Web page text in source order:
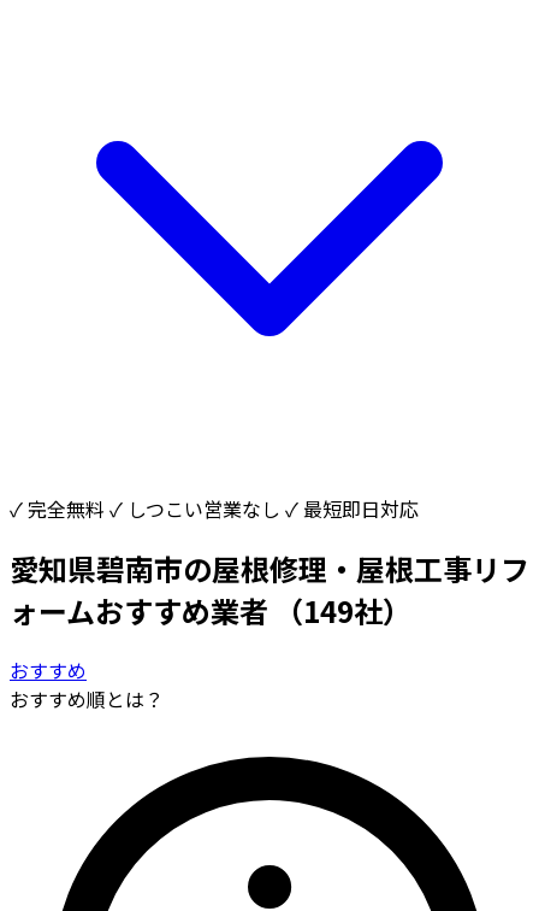
✓ 完全無料 ✓ しつこい営業なし ✓ 最短即日対応
愛知県碧南市の屋根修理・屋根工事リフ
ォームおすすめ業者
（149社）
おすすめ
おすすめ順とは？